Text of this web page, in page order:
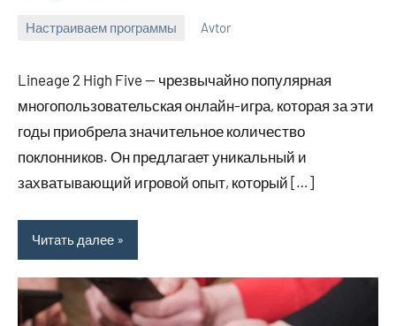
Настраиваем программы
2023
Avtor
Lineage 2 High Five — чрезвычайно популярная
многопользовательская онлайн-игра, которая за эти
годы приобрела значительное количество
поклонников. Он предлагает уникальный и
захватывающий игровой опыт, который […]
Читать далее